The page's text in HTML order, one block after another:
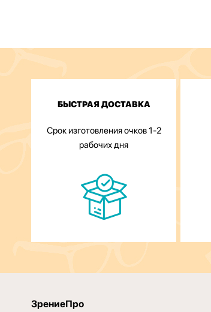
БЫСТРАЯ ДОСТАВКА
Срок изготовления очков 1-2
рабочих дня
ЗрениеПро